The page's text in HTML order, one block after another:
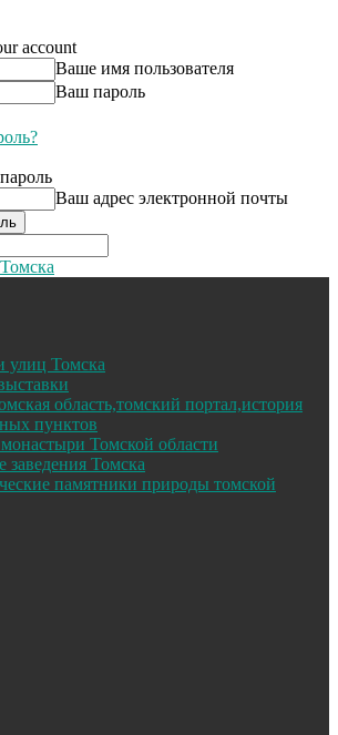
account
Ваше имя пользователя
Ваш пароль
Ваш адрес электронной почты
улиц Томска
область,томский портал,история
пунктов
Томской области
заведения Томска
памятники природы томской